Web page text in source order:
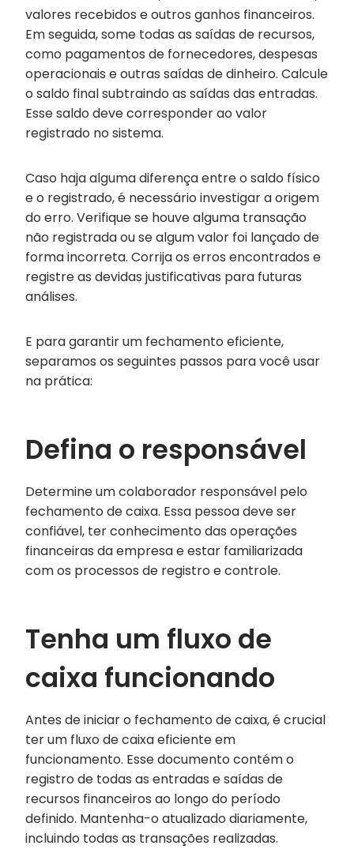
valores recebidos e outros ganhos financeiros.
Em seguida, some todas as saídas de recursos,
como pagamentos de fornecedores, despesas
operacionais e outras saídas de dinheiro. Calcule
o saldo final subtraindo as saídas das entradas.
Esse saldo deve corresponder ao valor
registrado no sistema.
Caso haja alguma diferença entre o saldo físico
e o registrado, é necessário investigar a origem
do erro. Verifique se houve alguma transação
não registrada ou se algum valor foi lançado de
forma incorreta. Corrija os erros encontrados e
registre as devidas justificativas para futuras
análises.
E para garantir um fechamento eficiente,
separamos os seguintes passos para você usar
na prática:
Defina o responsável
Determine um colaborador responsável pelo
fechamento de caixa. Essa pessoa deve ser
confiável, ter conhecimento das operações
financeiras da empresa e estar familiarizada
com os processos de registro e controle.
Tenha um fluxo de
caixa funcionando
Antes de iniciar o fechamento de caixa, é crucial
ter um fluxo de caixa eficiente em
funcionamento. Esse documento contém o
registro de todas as entradas e saídas de
recursos financeiros ao longo do período
definido. Mantenha-o atualizado diariamente,
incluindo todas as transações realizadas.